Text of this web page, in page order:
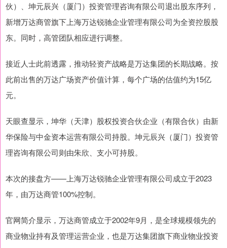
伙）、坤元辰兴（厦门）投资管理咨询有限公司退出股东序列，
新增万达商管旗下上海万达锐驰企业管理有限公司为全资控股股
东。同时，高管团队相应进行调整。
接近人士此前透露，推动轻资产战略是万达集团的长期战略。按
此前出售的万达广场资产价值计算，每个广场的估值约为15亿
元。
天眼查显示，坤华（天津）股权投资合伙企业（有限合伙）由新
华保险与中金资本运营有限公司持股。坤元辰兴（厦门）投资管
理咨询有限公司则由朱欣、支小可持股。
本次的接盘方——上海万达锐驰企业管理有限公司成立于2023
年，由万达商管100%控制。
官网简介显示，万达商管成立于2002年9月，是全球规模领先的
商业物业持有及管理运营企业，也是万达集团旗下商业物业投资